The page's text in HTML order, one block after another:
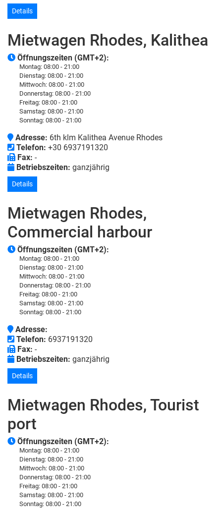
Details
Mietwagen Rhodes, Kalithea
Öffnungszeiten (GMT+2):
Montag: 08:00 - 21:00
Dienstag: 08:00 - 21:00
Mittwoch: 08:00 - 21:00
Donnerstag: 08:00 - 21:00
Freitag: 08:00 - 21:00
Samstag: 08:00 - 21:00
Sonntag: 08:00 - 21:00
Adresse: 6th klm Kalithea Avenue Rhodes
Telefon: +30 6937191320
Fax: -
Betriebszeiten: ganzjährig
Details
Mietwagen Rhodes,
Commercial harbour
Öffnungszeiten (GMT+2):
Montag: 08:00 - 21:00
Dienstag: 08:00 - 21:00
Mittwoch: 08:00 - 21:00
Donnerstag: 08:00 - 21:00
Freitag: 08:00 - 21:00
Samstag: 08:00 - 21:00
Sonntag: 08:00 - 21:00
Adresse:
Telefon: 6937191320
Fax: -
Betriebszeiten: ganzjährig
Details
Mietwagen Rhodes, Tourist
port
Öffnungszeiten (GMT+2):
Montag: 08:00 - 21:00
Dienstag: 08:00 - 21:00
Mittwoch: 08:00 - 21:00
Donnerstag: 08:00 - 21:00
Freitag: 08:00 - 21:00
Samstag: 08:00 - 21:00
Sonntag: 08:00 - 21:00